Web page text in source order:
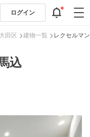
ログイン
大田区 建物一覧 レクセルマ
込